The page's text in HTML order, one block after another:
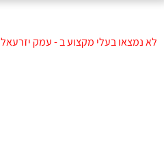
לא נמצאו בעלי מקצוע ב - עמק יזרעאל